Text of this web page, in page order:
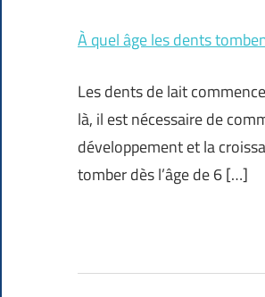
À quel âge les dents
Les dents de lait
là, il est nécessaire de
développement et la
tomber dès l’âge de 6 […]